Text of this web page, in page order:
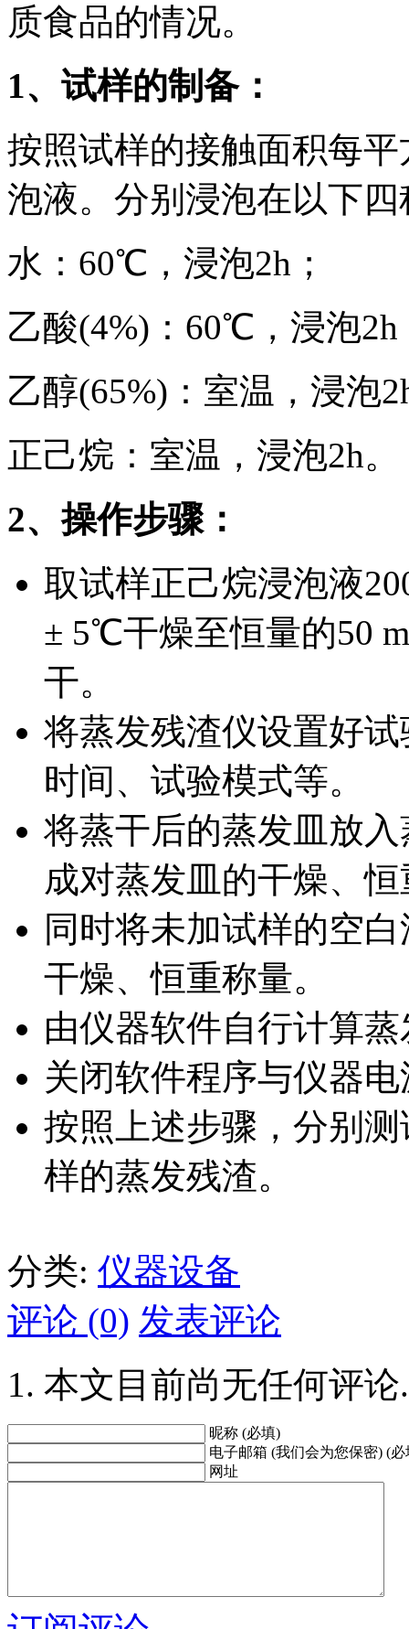
质食品的情况。
1、试样的制备：
按照试样的接触面积每
泡液。分别浸泡在以下
水：60℃，浸泡2h；
乙酸(4%)：60℃，浸泡2h
乙醇(65%)：室温，浸泡
正己烷：室温，浸泡2h。
2、操作步骤：
取试样正己烷浸泡液
± 5℃干燥至恒量的50
干。
将蒸发残渣仪设置好
时间、试验模式等。
将蒸干后的蒸发皿放
成对蒸发皿的干燥、
同时将未加试样的空
干燥、恒重称量。
由仪器软件自行计算
关闭软件程序与仪器
按照上述步骤，分别
样的蒸发残渣。
分类: 仪器设备
评论 (0) 发表评论
本文目前尚无任何评论.
昵称 (必填)
电子邮箱 (我们会为您保密) (必
网址